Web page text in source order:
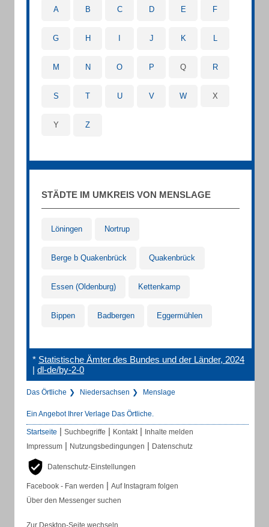
A B C D E F
G H J K L
M N O P Q R
S T U V W X
Y Z
STÄDTE IM UMKREIS VON MENSLAGE
Löningen Nortrup
Berge b Quakenbrück Quakenbrück
Essen (Oldenburg) Kettenkamp
Bippen Badbergen Eggermühlen
* Statistische Ämter des Bundes und der Länder, 2024
| dl-de/by-2-0
Das Örtliche Niedersachsen Menslage
Ein Angebot Ihrer Verlage Das Örtliche.
Startseite | Suchbegriffe | Kontakt | Inhalte melden
Impressum | Nutzungsbedingungen | Datenschutz
Datenschutz-Einstellungen
Facebook - Fan werden | Auf Instagram folgen
Über den Messenger suchen
Zur Desktop-Seite wechseln